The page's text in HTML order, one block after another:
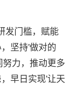
发门槛，赋能
坚持'做对的
力，推动更多
早日实现'让天